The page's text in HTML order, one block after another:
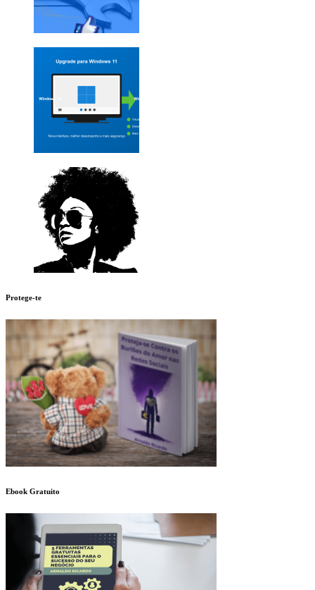
Protege-te
Ebook Gratuito